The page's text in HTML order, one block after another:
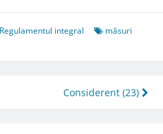
Regulamentul integral
măsuri
Considerent (23)